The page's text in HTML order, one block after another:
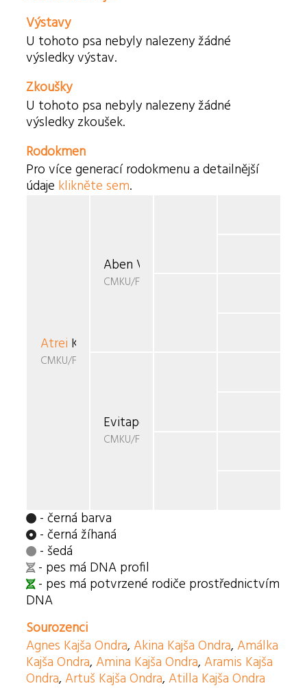
Výstavy
U tohoto psa nebyly nalezeny žádné
výsledky výstav.
Zkoušky
U tohoto psa nebyly nalezeny žádné
výsledky zkoušek.
Rodokmen
Pro více generací rodokmenu a detailnější
údaje klikněte sem.
Atrei Kajša Ondra
CMKU/FBO/956
Aben Veerlianus
CMKU/FBO/816-05
Evitaperon -
CMKU/FBO/856-05
- černá barva
- černá žíhaná
- šedá
- pes má DNA profil
- pes má potvrzené rodiče prostřednictvím
DNA
Sourozenci
Agnes Kajša Ondra, Akina Kajša Ondra, Amálka
Kajša Ondra, Amina Kajša Ondra, Aramis Kajša
Ondra, Artuš Kajša Ondra, Atilla Kajša Ondra